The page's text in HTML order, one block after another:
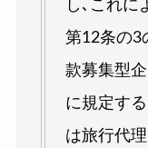
し､これに
第12条の3
款募集型
に規定す
は旅行代